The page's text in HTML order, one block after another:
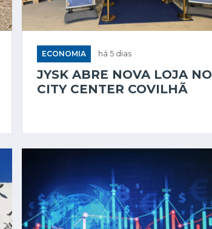
ECONOMIA há 5 dias
JYSK ABRE NOVA LOJA NO
CITY CENTER COVILHÃ